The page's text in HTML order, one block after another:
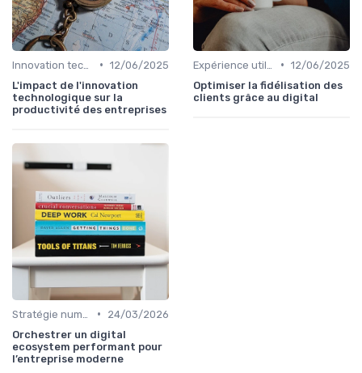
• 12/06/2025
L'impact de l'innovation
technologique sur la
productivité des entreprises
• 12/06/2025
Optimiser la fidélisation des
clients grâce au digital
•
24/03/2026
Orchestrer un digital
ecosystem performant pour
l’entreprise moderne